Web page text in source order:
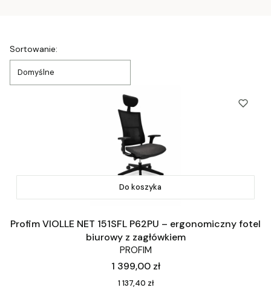
Lista produktów
Sortowanie:
Domyślne
Do koszyka
Profim VIOLLE NET 151SFL P62PU – ergonomiczny fotel
biurowy z zagłówkiem
PROFIM
Cena
1 399,00 zł
Cena
1 137,40 zł